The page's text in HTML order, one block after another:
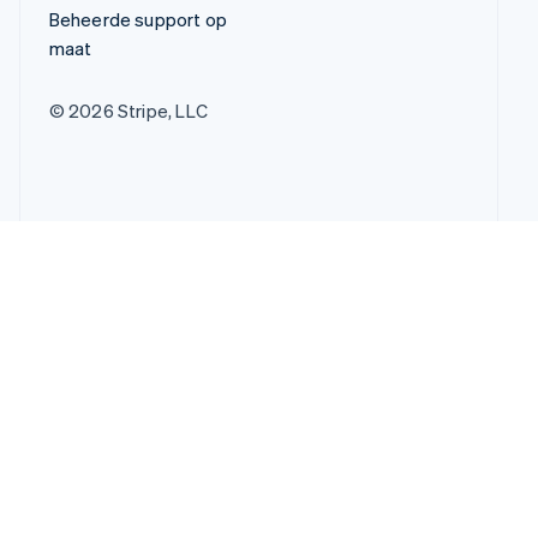
Beheerde support op
maat
© 2026 Stripe, LLC